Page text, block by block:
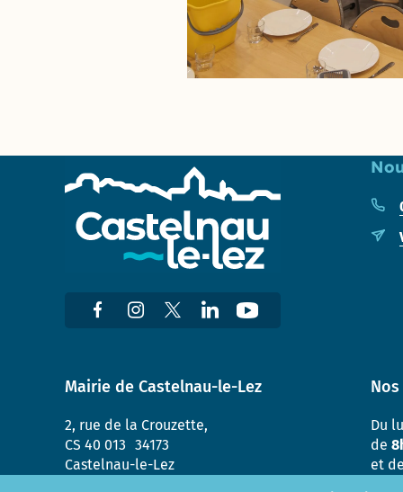
Mairie de Castelnau-le-Lez
2, rue de la Crouzette,
CS 40 013 34173
Castelnau-le-Lez
Du
de
et de